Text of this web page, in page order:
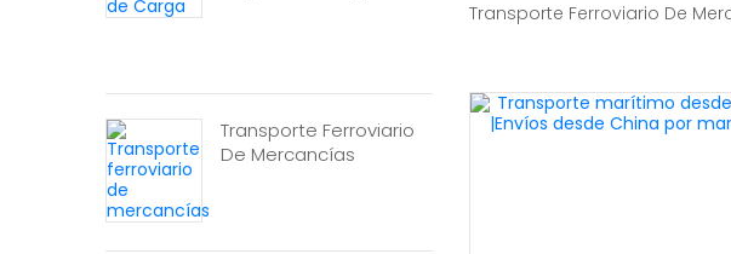
Transporte Ferroviario
De Mercancías
Transporte Ferroviario De